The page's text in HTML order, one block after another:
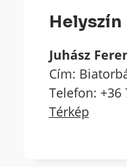
Helyszín
Juhász
Cím:
Telefon: +36
Térkép